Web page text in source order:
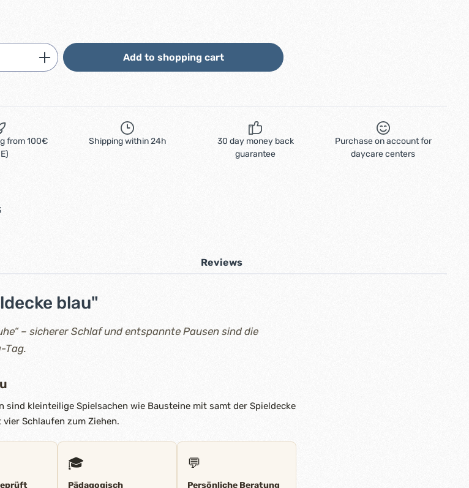
Enter the desired amount or use the buttons to increase or
Add to shopping cart
from 100€
Shipping within 24h
30 day money back
guarantee
Purchase on account for
daycare centers
Reviews
blau"
– sicherer Schlaf und entspannte Pausen sind die
Tag.
sind kleinteilige Spielsachen wie Bausteine mit samt der Spieldecke
Schlaufen zum Ziehen.
🎓
Pädagogisch
💬
Persönliche Beratung